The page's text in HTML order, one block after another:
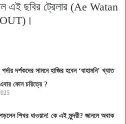
এই ছবির ট্রেলার (Ae Watan
দর্শকদের সামনে হাজির হবেন ‘বাহামনি’ খ্যাত
কোন চরিত্রে ?
শিখর ধাওয়ান! কে এই সুন্দরী? জানলে অবাক